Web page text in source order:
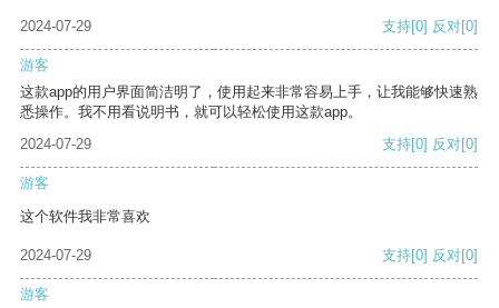
2024-07-29 支持[0] 反对[0]
游客
这款app的用户界面简洁明了，使用起来非常容易上手，让我能够快速熟
悉操作。我不用看说明书，就可以轻松使用这款app。
2024-07-29
支持[0] 反对[0]
游客
这个软件我非常喜欢
2024-07-29 支持[0] 反对[0]
游客